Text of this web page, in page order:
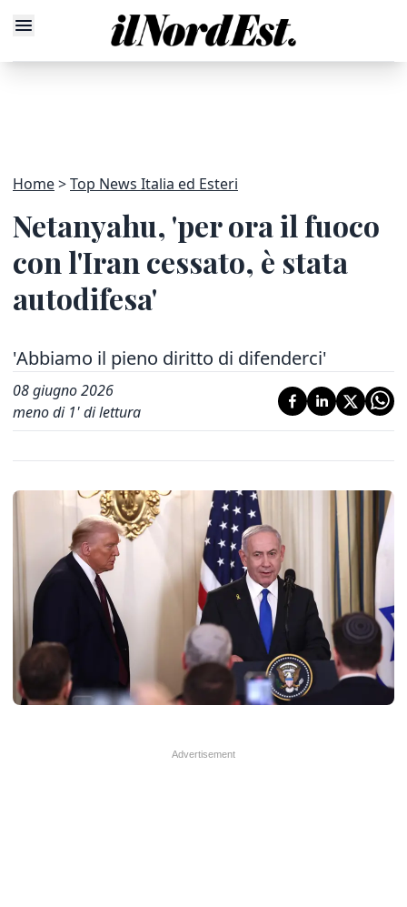
Home Top News Italia ed Esteri
Netanyahu, 'per ora il fuoco
con l'Iran cessato, è stata
autodifesa'
'Abbiamo il pieno diritto di difenderci'
08 giugno 2026
meno di 1' di lettura